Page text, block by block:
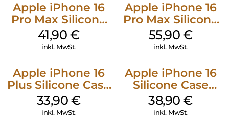
Apple iPhone 16
Pro Max Silicone
Case MagSafe
Ultramarine
41,90 €
inkl. MwSt.
Apple iPhone 16
Pro Max Silicone
Case MagSafe
Stone Gray
55,90 €
inkl. MwSt.
Apple iPhone 16
Plus Silicone Case
MagSafe Lake
Green
33,90 €
inkl. MwSt.
Apple iPhone 16
Silicone Case
MagSafe
Ultramarine
38,90€
inkl. MwSt.